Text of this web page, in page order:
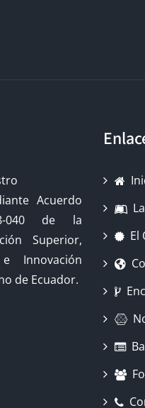
Acuerdo
040 de la
Superior,
Innovación
de Ecuador.
El